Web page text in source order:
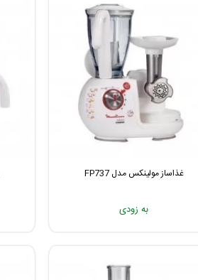
غذاساز مولینکس مدل FP737
به زودی